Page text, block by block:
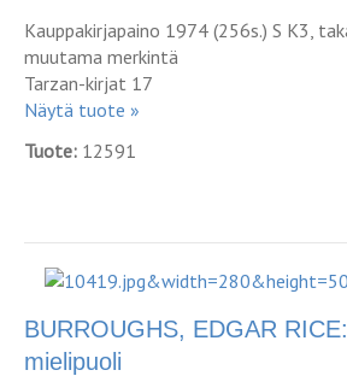
Kauppakirjapaino 1974 (256s.) S K3,
muutama merkintä
Tarzan-kirjat 17
Näytä tuote »
Tuote: 12591
BURROUGHS, EDGAR
mielipuoli